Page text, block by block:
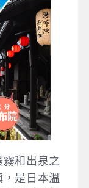
霧和出泉之
，是日本溫